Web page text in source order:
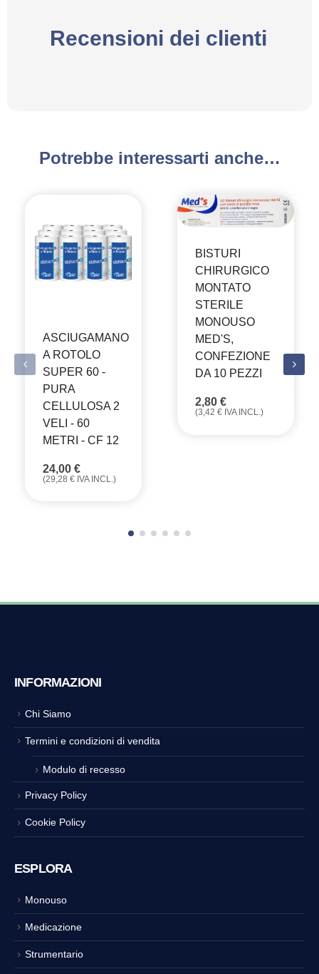
Recensioni dei clienti
Potrebbe interessarti anche…
ASCIUGAMANO
A ROTOLO
SUPER 60 -
PURA
CELLULOSA 2
VELI - 60
METRI - CF 12
24,00 €
(29,28 € IVA INCL.)
BISTURI
CHIRURGICO
MONTATO
STERILE
MONOUSO
MED'S,
CONFEZIONE
DA 10 PEZZI
2,80 €
(3,42 € IVA INCL.)
INFORMAZIONI
Chi Siamo
Termini e condizioni di vendita
Modulo di recesso
Privacy Policy
Cookie Policy
ESPLORA
Monouso
Medicazione
Strumentario